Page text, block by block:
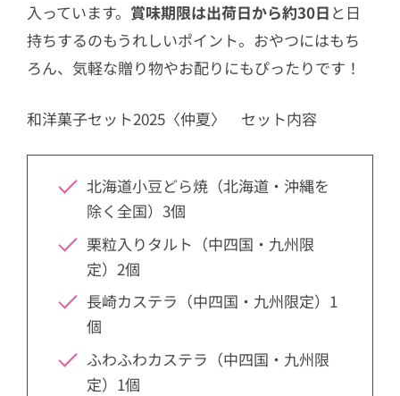
入っています。 賞味期限は出荷日から約30日 と日
持ちするのもうれしいポイント。おやつにはもち
ろん、気軽な贈り物やお配りにもぴったりです！
和洋菓子セット2025〈仲夏〉 セット内容
北海道小豆どら焼（北海道・沖縄を
除く全国）3個
栗粒入りタルト（中四国・九州限
定）2個
長崎カステラ（中四国・九州限定）1
個
ふわふわカステラ（中四国・九州限
定）1個